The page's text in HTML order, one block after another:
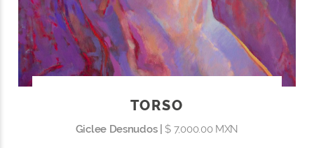
TORSO
Giclee Desnudos |$ 7,000.00 MXN